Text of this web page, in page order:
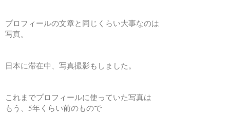
プロフィールの文章と同じくらい大事なのは
写真。
日本に滞在中、写真撮影もしました。
これまでプロフィールに使っていた写真は
もう、5年くらい前のもので